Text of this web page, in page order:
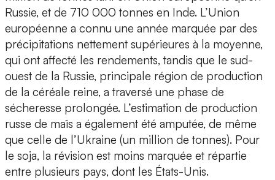
Russie, et de 710 000 tonnes en Inde. L’Union
européenne a connu une année marquée par des
précipitations nettement supérieures à la moyenne,
qui ont affecté les rendements, tandis que le sud-
ouest de la Russie, principale région de production
de la céréale reine, a traversé une phase de
sécheresse prolongée. L’estimation de production
russe de maïs a également été amputée, de même
que celle de l’Ukraine (un million de tonnes). Pour
le soja, la révision est moins marquée et répartie
entre plusieurs pays, dont les États-Unis.